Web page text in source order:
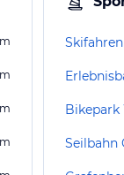
Skifahren
Bikepark
Seilbahn